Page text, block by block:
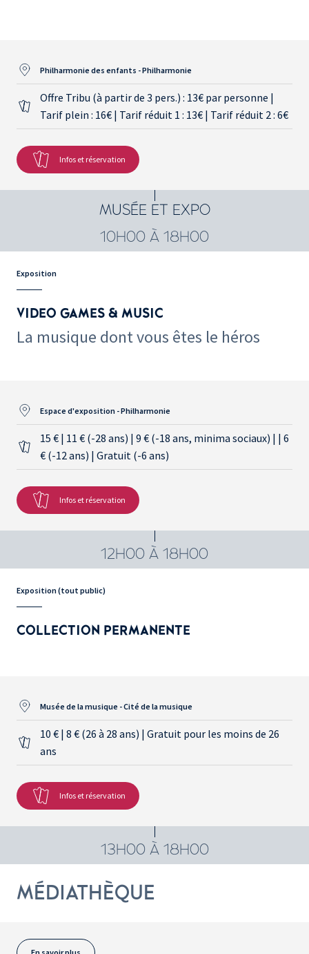
Philharmonie des enfants - Philharmonie
Offre Tribu (à partir de 3 pers.) : 13€ par personne |
Tarif plein : 16€ | Tarif réduit 1 : 13€ | Tarif réduit 2 : 6€
Infos et réservation
MUSÉE ET EXPO
10H00 À 18H00
Exposition
VIDEO GAMES & MUSIC
La musique dont vous êtes le héros
Espace d'exposition - Philharmonie
15 € | 11 € (-28 ans) | 9 € (-18 ans, minima sociaux) | | 6
€ (-12 ans) | Gratuit (-6 ans)
Infos et réservation
12H00 À 18H00
Exposition (tout public)
COLLECTION PERMANENTE
Musée de la musique - Cité de la musique
10 € | 8 € (26 à 28 ans) | Gratuit pour les moins de 26
ans
Infos et réservation
13H00 À 18H00
MÉDIATHÈQUE